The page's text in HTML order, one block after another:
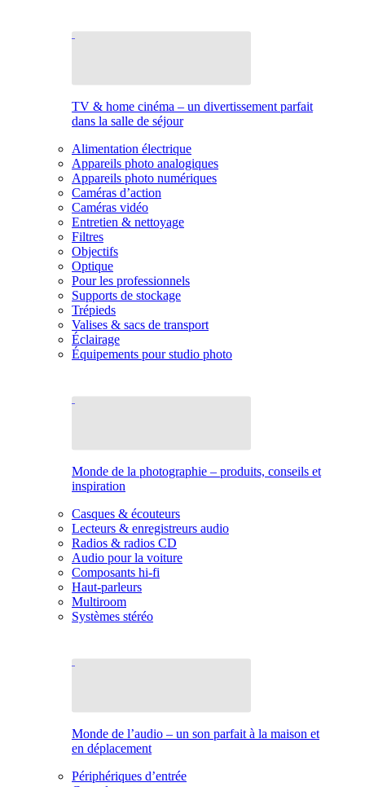
TV & home cinéma – un divertissement parfait
dans la salle de séjour
Alimentation électrique
Appareils photo analogiques
Appareils photo numériques
Caméras d’action
Caméras vidéo
Entretien & nettoyage
Filtres
Objectifs
Optique
Pour les professionnels
Supports de stockage
Trépieds
Valises & sacs de transport
Éclairage
Équipements pour studio photo
Monde de la photographie – produits, conseils et
inspiration
Casques & écouteurs
Lecteurs & enregistreurs audio
Radios & radios CD
Audio pour la voiture
Composants hi-fi
Haut-parleurs
Multiroom
Systèmes stéréo
Monde de l’audio – un son parfait à la maison et
en déplacement
Périphériques d’entrée